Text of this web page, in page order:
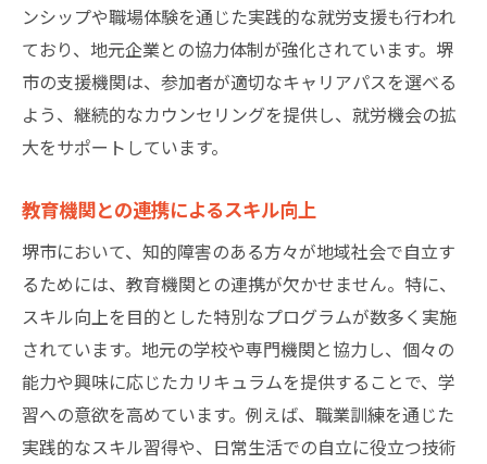
ンシップや職場体験を通じた実践的な就労支援も行われ
ており、地元企業との協力体制が強化されています。堺
市の支援機関は、参加者が適切なキャリアパスを選べる
よう、継続的なカウンセリングを提供し、就労機会の拡
大をサポートしています。
教育機関との連携によるスキル向上
堺市において、知的障害のある方々が地域社会で自立す
るためには、教育機関との連携が欠かせません。特に、
スキル向上を目的とした特別なプログラムが数多く実施
されています。地元の学校や専門機関と協力し、個々の
能力や興味に応じたカリキュラムを提供することで、学
習への意欲を高めています。例えば、職業訓練を通じた
実践的なスキル習得や、日常生活での自立に役立つ技術